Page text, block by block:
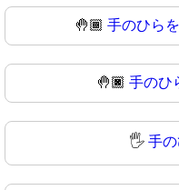
🤚🏾 手のひら
🤚🏿 手のひ
🖐️ 手